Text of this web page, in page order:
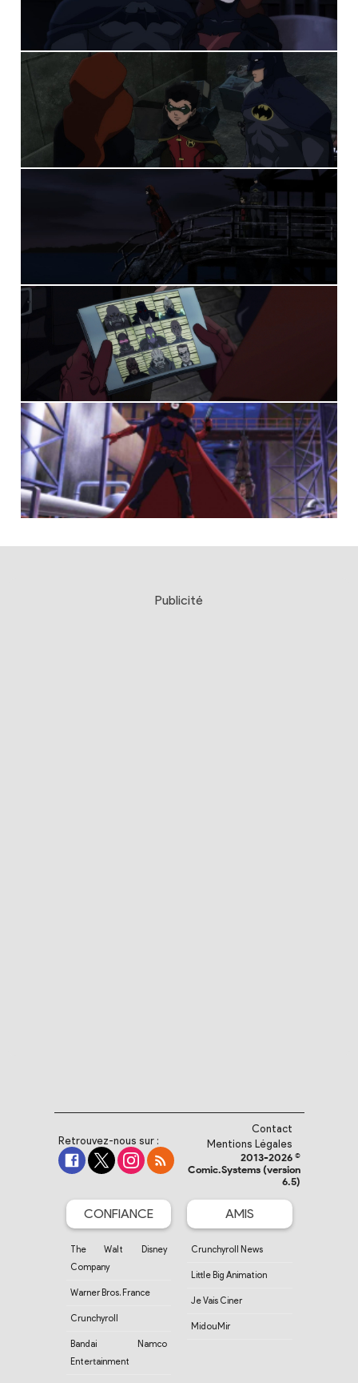
Publicité
Retrouvez-nous sur :
Contact
Mentions Légales
2013-2026 ©
Comic.Systems (version
6.5)
CONFIANCE
The Walt Disney
Company
Warner Bros. France
Crunchyroll
Bandai Namco
Entertainment
AMIS
Crunchyroll News
Little Big Animation
Je Vais Ciner
MidouMir